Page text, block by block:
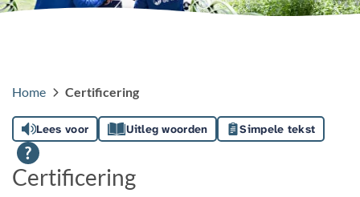
Home Certificering
Lees voor Uitleg woorden Simpele tekst
Certificering